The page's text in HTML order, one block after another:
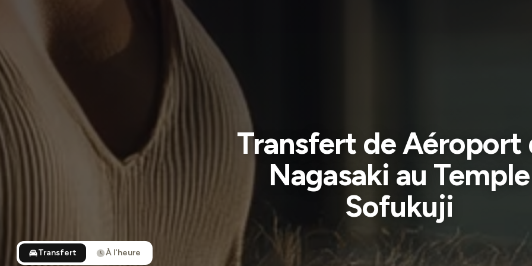
Transfert de Aéroport
Nagasaki au Temple
Sofukuji
Transfert À l'heure